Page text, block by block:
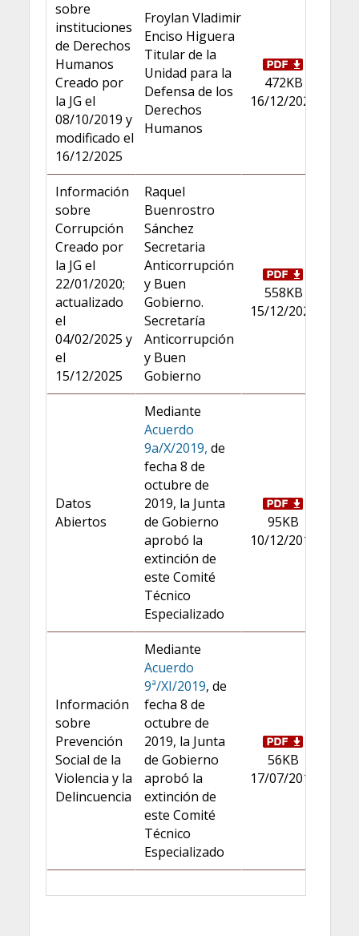
sobre
instituciones
de Derechos
Humanos
Creado por
la JG el
08/10/2019 y
modificado el
16/12/2025
Froylan Vladimir
Enciso Higuera
Titular de la
Unidad para la
Defensa de los
Derechos
Humanos
472KB
16/12/2025
Información
sobre
Corrupción
Creado por
la JG el
22/01/2020;
actualizado
el
04/02/2025 y
el
15/12/2025
Raquel
Buenrostro
Sánchez
Secretaria
Anticorrupción
y Buen
Gobierno.
Secretaría
Anticorrupción
y Buen
Gobierno
558KB
15/12/2025
Datos
Abiertos
Mediante
Acuerdo
9a/X/2019, de
fecha 8 de
octubre de
2019, la Junta
de Gobierno
aprobó la
extinción de
este Comité
Técnico
Especializado
95KB
10/12/2013
Información
sobre
Prevención
Social de la
Violencia y la
Delincuencia
Mediante
Acuerdo
9ª/XI/2019, de
fecha 8 de
octubre de
2019, la Junta
de Gobierno
aprobó la
extinción de
este Comité
Técnico
Especializado
56KB
17/07/2013